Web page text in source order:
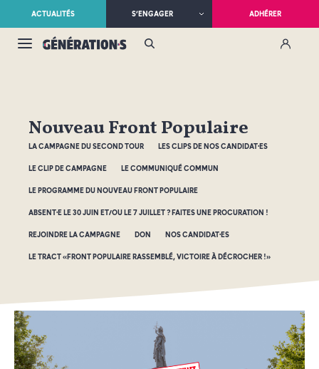
ACTUALITÉS S’ENGAGER ADHÉRER
Nouveau Front Populaire
LA CAMPAGNE DU SECOND TOUR LES CLIPS DE NOS CANDIDAT·ES
LE CLIP DE CAMPAGNE LE COMMUNIQUÉ COMMUN
LE PROGRAMME DU NOUVEAU FRONT POPULAIRE
ABSENT·E LE 30 JUIN ET/OU LE 7 JUILLET ? FAITES UNE PROCURATION !
REJOINDRE LA CAMPAGNE DON NOS CANDIDAT·ES
LE TRACT «FRONT POPULAIRE RASSEMBLÉ, VICTOIRE À DÉCROCHER !»